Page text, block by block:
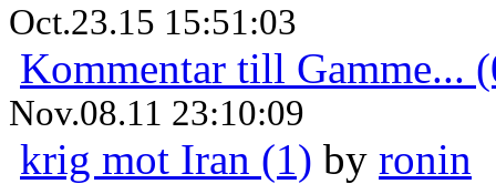
Oct.23.15 15:51:03
Kommentar till Gamme...
Nov.08.11 23:10:09
krig mot Iran (1) by ronin